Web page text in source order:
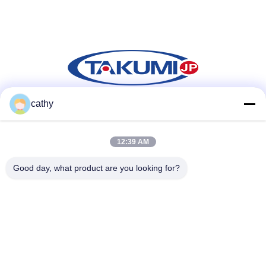
Kontak Cepat
cathy
12:39 AM
Good day, what product are you looking for?